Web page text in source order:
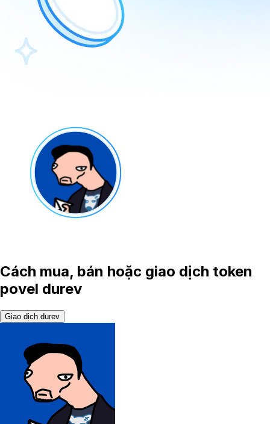
Cách mua, bán hoặc giao dịch token
povel durev
Giao dịch durev